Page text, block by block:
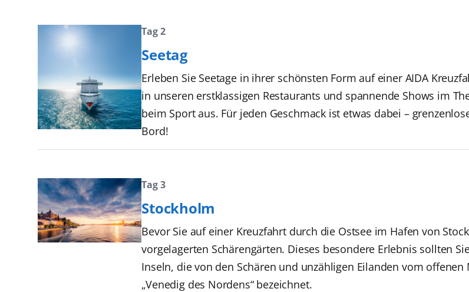
Tag 2
Seetag
Erleben Sie Seetage in ihrer schönsten Form auf einer AIDA
in unseren erstklassigen Restaurants und spannende Shows im
beim Sport aus. Für jeden Geschmack ist etwas dabei –
Bord!
Tag 3
Stockholm
Bevor Sie auf einer Kreuzfahrt durch die Ostsee im Hafen von
vorgelagerten Schärengärten. Dieses besondere Erlebnis sollten
Inseln, die von den Schären und unzähligen Eilanden vom
„Venedig des Nordens“ bezeichnet.